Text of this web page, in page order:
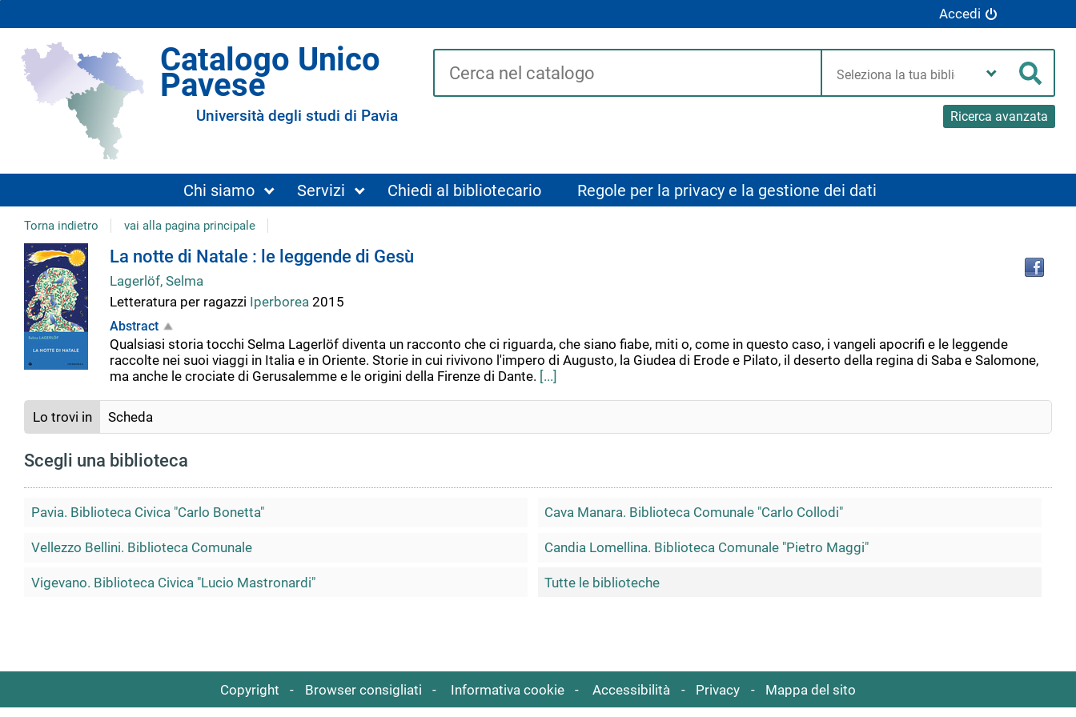
Accedi
Catalogo Unico
Pavese
Università degli studi di Pavia
Cerca su "Catalogo"
Cerca
Ricerca avanzata
Chi siamo Servizi Chiedi al bibliotecario Regole per la privacy e la gestione dei dati
Torna indietro vai alla pagina principale
Dettaglio
del
documento
La notte di Natale : le leggende di Gesù
Lagerlöf, Selma
Letteratura per ragazzi Iperborea 2015
Abstract
Qualsiasi storia tocchi Selma Lagerlöf diventa un racconto che ci riguarda, che siano fiabe, miti o, come in questo caso, i vangeli apocrifi e le leggende
raccolte nei suoi viaggi in Italia e in Oriente. Storie in cui rivivono l'impero di Augusto, la Giudea di Erode e Pilato, il deserto della regina di Saba e Salomone,
ma anche le crociate di Gerusalemme e le origini della Firenze di Dante. [...]
Lo trovi in Scheda
Scegli una biblioteca
Pavia. Biblioteca Civica "Carlo Bonetta" Cava Manara. Biblioteca Comunale "Carlo Collodi"
Vellezzo Bellini. Biblioteca Comunale Candia Lomellina. Biblioteca Comunale "Pietro Maggi"
Vigevano. Biblioteca Civica "Lucio Mastronardi" Tutte le biblioteche
Copyright Browser consigliati Informativa cookie Accessibilità Privacy Mappa del sito